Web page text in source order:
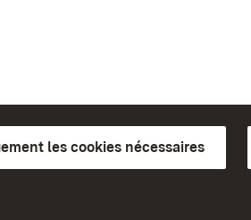
les cookies nécessaires